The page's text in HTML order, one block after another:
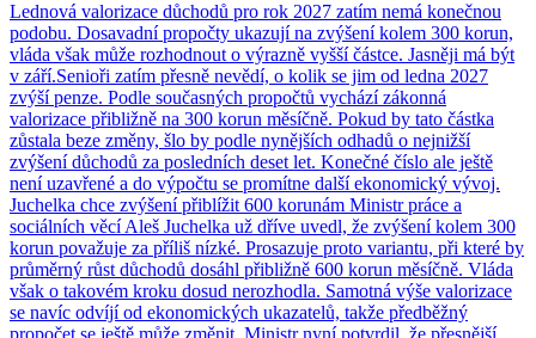
Lednová valorizace důchodů pro rok 2027 zatím nemá konečnou
podobu. Dosavadní propočty ukazují na zvýšení kolem 300 korun,
vláda však může rozhodnout o výrazně vyšší částce. Jasněji má být
v září.Senioři zatím přesně nevědí, o kolik se jim od ledna 2027
zvýší penze. Podle současných propočtů vychází zákonná
valorizace přibližně na 300 korun měsíčně. Pokud by tato částka
zůstala beze změny, šlo by podle nynějších odhadů o nejnižší
zvýšení důchodů za posledních deset let. Konečné číslo ale ještě
není uzavřené a do výpočtu se promítne další ekonomický vývoj.
Juchelka chce zvýšení přiblížit 600 korunám Ministr práce a
sociálních věcí Aleš Juchelka už dříve uvedl, že zvýšení kolem 300
korun považuje za příliš nízké. Prosazuje proto variantu, při které by
průměrný růst důchodů dosáhl přibližně 600 korun měsíčně. Vláda
však o takovém kroku dosud nerozhodla. Samotná výše valorizace
se navíc odvíjí od ekonomických ukazatelů, takže předběžný